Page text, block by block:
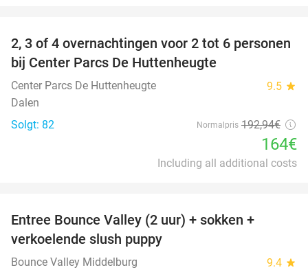
15%
2, 3 of 4 overnachtingen voor 2 tot 6 personen
bij Center Parcs De Huttenheugte
Center Parcs De Huttenheugte 9.5 star
Dalen
Solgt: 82
Normalpris 192,94€
164€
Including all additional costs
Entree Bounce Valley (2 uur) + sokken +
verkoelende slush puppy
Bounce Valley Middelburg 9.4 star